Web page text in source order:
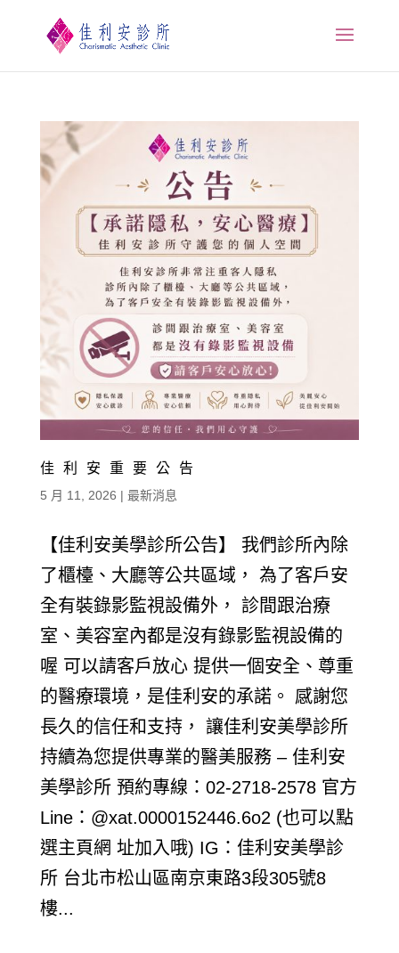
佳利安重要公告
5 月 11, 2026 | 最新消息
【佳利安美學診所公告】 我們診所內除
了櫃檯、大廳等公共區域， 為了客戶安
全有裝錄影監視設備外， 診間跟治療
室、美容室內都是沒有錄影監視設備的
喔 可以請客戶放心 提供一個安全、尊重
的醫療環境，是佳利安的承諾。 感謝您
長久的信任和支持， 讓佳利安美學診所
持續為您提供專業的醫美服務 – 佳利安
美學診所 預約專線：02-2718-2578 官方
Line：@xat.0000152446.6o2 (也可以點
選主頁網 址加入哦) IG：佳利安美學診
所 台北市松山區南京東路3段305號8
樓...